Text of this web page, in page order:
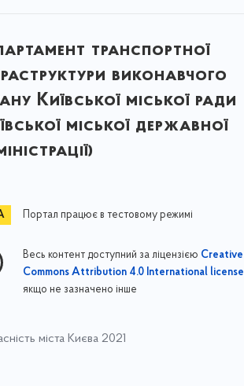
транспортної
виконавчого
Київської міської ради
міської державної
Портал працює в тестовому режимі
Весь контент доступний за ліцензією Creative
Commons Attribution 4.0 International license
якщо не зазначено інше
міста Києва 2021